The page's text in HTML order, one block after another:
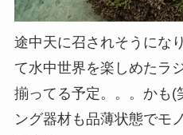
途中天に召されそうにな
て水中世界を楽しめたラ
揃ってる予定。。。かも(
ング器材も品薄状態でモ